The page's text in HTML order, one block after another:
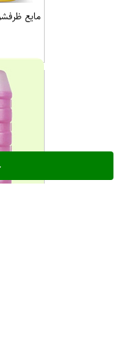
مایع ظرفشویی 2750